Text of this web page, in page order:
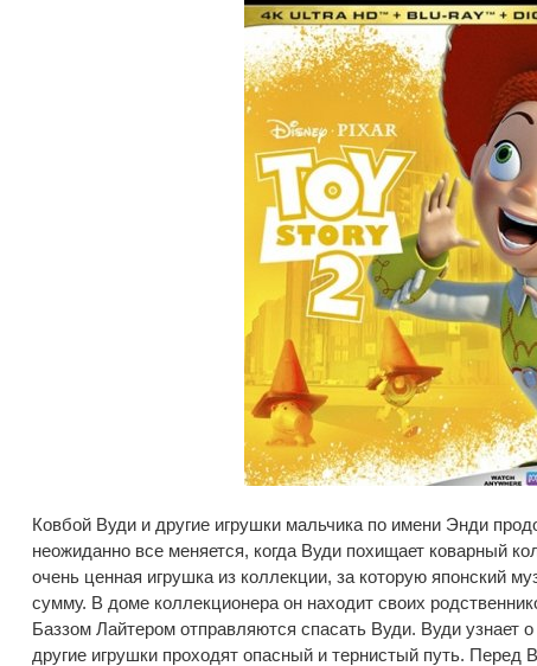
Ковбой Вуди и другие игрушки мальчика по имени Энди
неожиданно все меняется, когда Вуди похищает коварный
очень ценная игрушка из коллекции, за которую японский
сумму. В доме коллекционера он находит своих
Баззом Лайтером отправляются спасать Вуди. Вуди узнает
другие игрушки проходят опасный и тернистый путь. Перед